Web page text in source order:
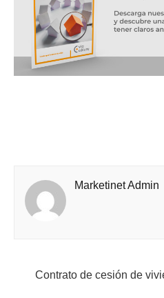
Marketinet Admin
Contrato de cesión de